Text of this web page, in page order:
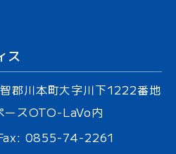
ス
郡川本町大字川下1222番地
ースOTO-LaVo内
0855-74-2261